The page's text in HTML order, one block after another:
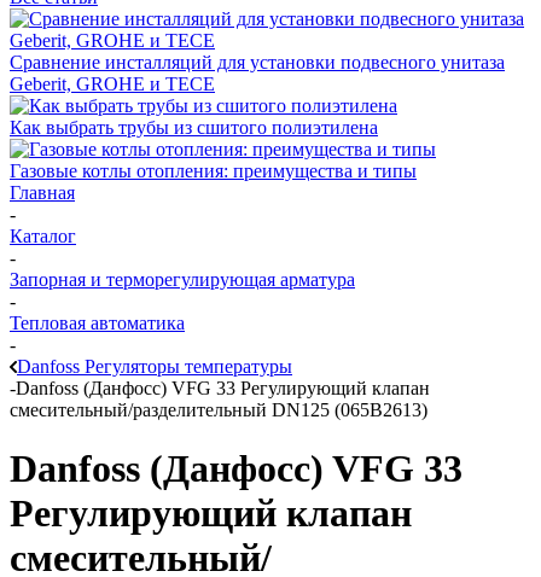
Сравнение инсталляций для установки подвесного унитаза
Geberit, GROHE и TECE
Как выбрать трубы из сшитого полиэтилена
Газовые котлы отопления: преимущества и типы
Главная
-
Каталог
-
Запорная и терморегулирующая арматура
-
Тепловая автоматика
-
Danfoss Регуляторы температуры
-Danfoss (Данфосс) VFG 33 Регулирующий клапан
смесительный/разделительный DN125 (065B2613)
Danfoss (Данфосс) VFG 33
Регулирующий клапан
смесительный/